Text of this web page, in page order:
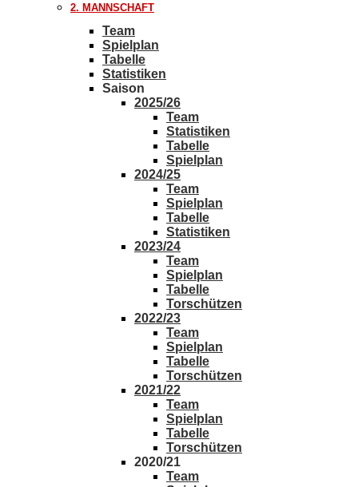
2. MANNSCHAFT
Team
Spielplan
Tabelle
Statistiken
Saison
2025/26
Team
Statistiken
Tabelle
Spielplan
2024/25
Team
Spielplan
Tabelle
Statistiken
2023/24
Team
Spielplan
Tabelle
Torschützen
2022/23
Team
Spielplan
Tabelle
Torschützen
2021/22
Team
Spielplan
Tabelle
Torschützen
2020/21
Team